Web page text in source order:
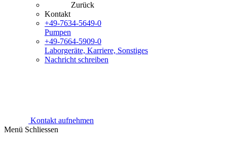
Zurück
Kontakt
+49-7634-5649-0
Pumpen
+49-7664-5909-0
Laborgeräte, Karriere, Sonstiges
Nachricht schreiben
Kontakt aufnehmen
Menü Schliessen